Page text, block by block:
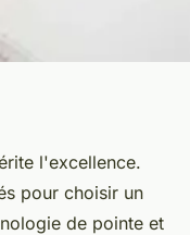
le
en 2024
l'excellence.
pour choisir un
de pointe et